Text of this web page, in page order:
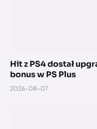
Hit z PS4 dostał
bonus w PS Plus
2026-08-07